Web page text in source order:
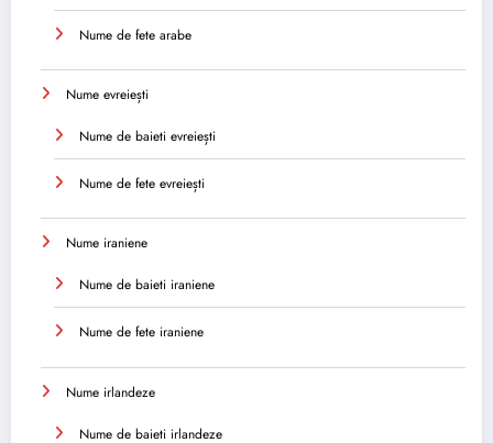
Nume de fete arabe
Nume evreiești
Nume de baieti evreiești
Nume de fete evreiești
Nume iraniene
Nume de baieti iraniene
Nume de fete iraniene
Nume irlandeze
Nume de baieti irlandeze